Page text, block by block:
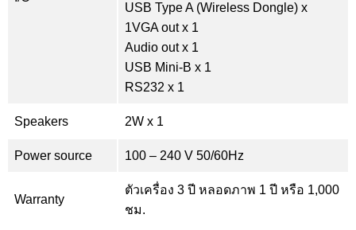
USB Type A (Wireless Dongle) x
1VGA out x 1
Audio out x 1
USB Mini-B x 1
RS232 x 1
Speakers 2W x 1
Power source 100 – 240 V 50/60Hz
Warranty
ตัวเครื่อง 3 ปี หลอดภาพ 1 ปี หรือ 1,000
ชม.